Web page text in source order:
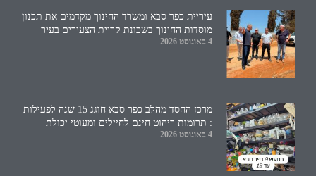
עיריית כפר סבא ומשרד החינוך מקדמים את תכנון
מוסדות החינוך בשכונת קריית הצעירים בעיר
4 באוגוסט 2026
מרכז החסד מהלב כפר סבא חוגג 15 שנה לפעילות
: תרומות ריהוט חינם לחיילים ומעוטי יכולת
4 באוגוסט 2026